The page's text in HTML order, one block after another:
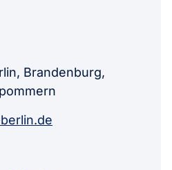
Brandenburg,